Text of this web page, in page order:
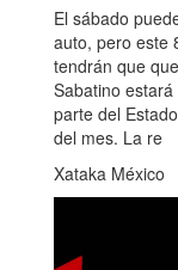
El sábado
auto, pero este
tendrán que
Sabatino
parte del
del mes. La re
Xataka México